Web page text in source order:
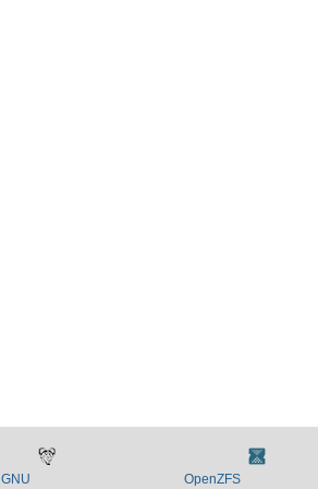
GNU OpenZFS